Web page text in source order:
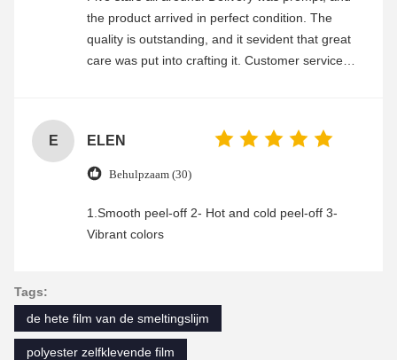
the product arrived in perfect condition. The
quality is outstanding, and it sevident that great
care was put into crafting it. Customer service
E ELEN
Behulpzaam (30)
1.Smooth peel-off 2- Hot and cold peel-off 3-
Vibrant colors
Tags:
de hete film van de smeltingslijm
polyester zelfklevende film